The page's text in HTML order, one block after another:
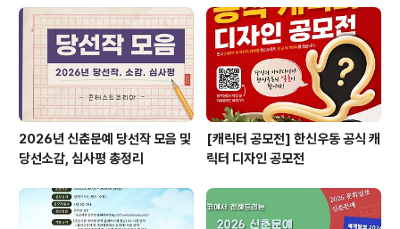
다. ◎ 원고분야해양 및 박물관 분야와 직·간접적으로 관련
이 있는 글 ◎ 원고분량200자 원고지 150매 이내(표와
도판을 포함하여 200매 미만) ◎ 모집기간수시접수(~'2
5.7.31.)* 제1호 게재..
2026년 신춘문예 당선작 모음 및
당선소감, 심사평 총정리
[캐릭터 공모전] 한신우동 공식 캐
릭터 디자인 공모전